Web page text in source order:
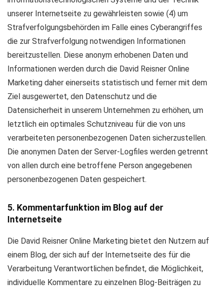
unserer Internetseite zu gewährleisten sowie (4) um
Strafverfolgungsbehörden im Falle eines Cyberangriffes
die zur Strafverfolgung notwendigen Informationen
bereitzustellen. Diese anonym erhobenen Daten und
Informationen werden durch die David Reisner Online
Marketing daher einerseits statistisch und ferner mit dem
Ziel ausgewertet, den Datenschutz und die
Datensicherheit in unserem Unternehmen zu erhöhen, um
letztlich ein optimales Schutzniveau für die von uns
verarbeiteten personenbezogenen Daten sicherzustellen.
Die anonymen Daten der Server-Logfiles werden getrennt
von allen durch eine betroffene Person angegebenen
personenbezogenen Daten gespeichert.
5. Kommentarfunktion im Blog auf der
Internetseite
Die David Reisner Online Marketing bietet den Nutzern auf
einem Blog, der sich auf der Internetseite des für die
Verarbeitung Verantwortlichen befindet, die Möglichkeit,
individuelle Kommentare zu einzelnen Blog-Beiträgen zu